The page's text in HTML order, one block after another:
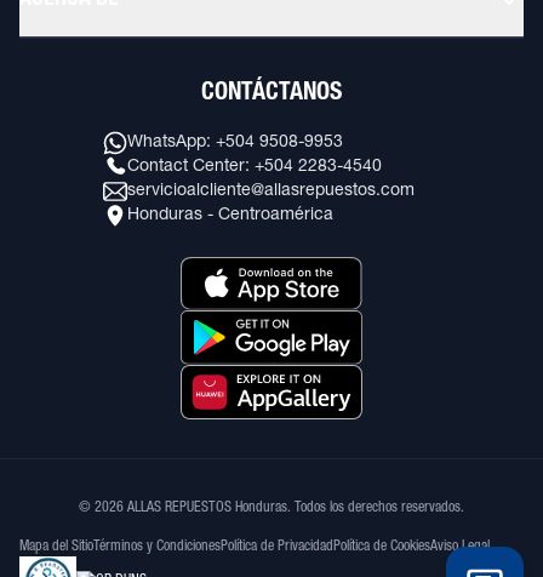
CONTÁCTANOS
WhatsApp: +504 9508-9953
Contact Center: +504 2283-4540
servicioalcliente@allasrepuestos.com
Honduras - Centroamérica
© 2026 ALLAS REPUESTOS Honduras. Todos los derechos reservados.
Mapa del Sitio Términos y CondicionesPolítica de Privacidad Política de CookiesAviso Legal